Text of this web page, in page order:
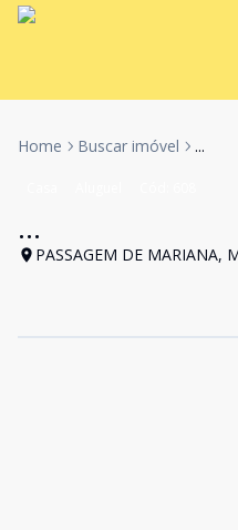
Home Buscar imóvel ...
...
PASSAGEM DE MARIANA,